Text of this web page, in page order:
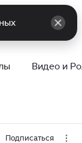
Видео и
Подписаться